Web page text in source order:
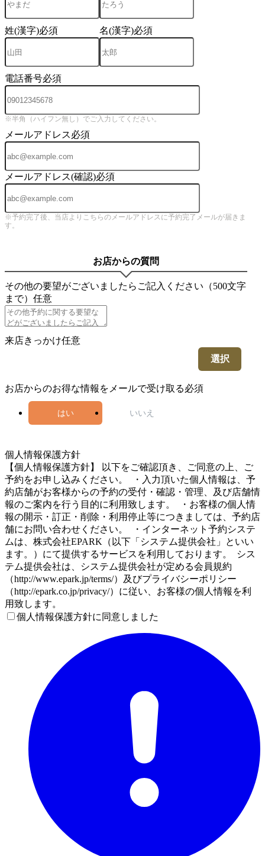
姓(漢字)必須 名(漢字)必須
電話番号必須
※半角（ハイフン無し）でご入力してください。
メールアドレス必須
メールアドレス(確認)必須
※予約完了後、当店よりこちらのメールアドレスに予約完了メールが届きま
す。
お店からの質問
その他の要望がございましたらご記入ください（500文字
まで） 任意
来店きっかけ任意
選択
お店からのお得な情報をメールで受け取る必須
はい いいえ
個人情報保護方針
【個人情報保護方針】 以下をご確認頂き、ご同意の上、ご
予約をお申し込みください。 ・入力頂いた個人情報は、予
約店舗がお客様からの予約の受付・確認・管理、及び店舗情
報のご案内を行う目的に利用致します。 ・お客様の個人情
報の開示・訂正・削除・利用停止等につきましては、予約店
舗にお問い合わせください。 ・インターネット予約システ
ムは、株式会社EPARK（以下「システム提供会社」といい
ます。）にて提供するサービスを利用しております。 シス
テム提供会社は、システム提供会社が定める会員規約
（http://www.epark.jp/terms/）及びプライバシーポリシー
（http://epark.co.jp/privacy/）に従い、お客様の個人情報を利
用致します。
個人情報保護方針に同意しました